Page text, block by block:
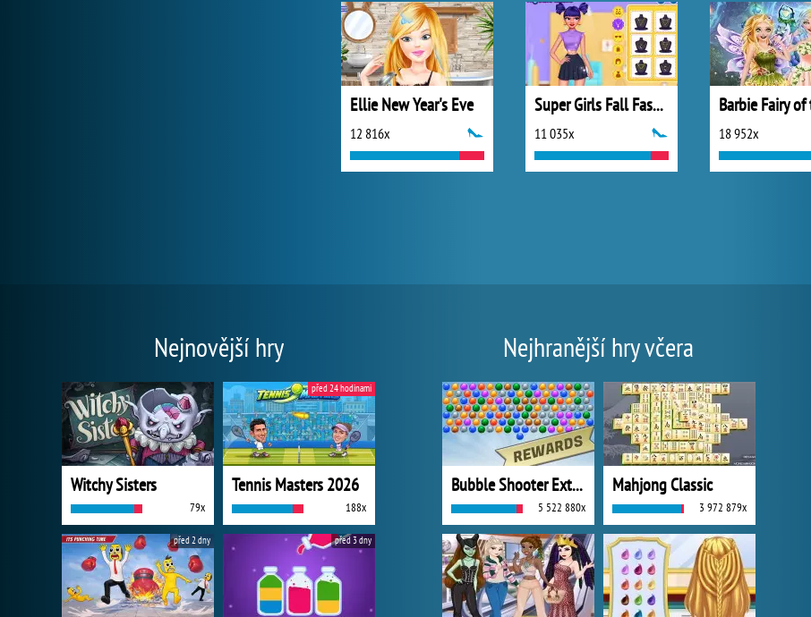
Ellie New Year's Eve
12 816x
Super Girls Fall Fashion Trends
11 035x 18 952x
Nejnovější hry
Witchy Sisters
79x
Tennis Masters 2026
188x
před 24 hodinami
před 2 dny před 3 dny
Nejhranější hry včera
Bubble Shooter Extreme
5 522 880x
Mahjong Classic
3 972 879x